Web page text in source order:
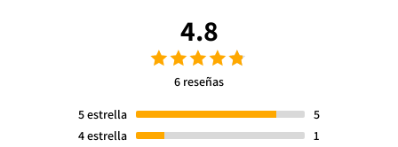
4.8
6 reseñas
5estrella
5
4estrella
1